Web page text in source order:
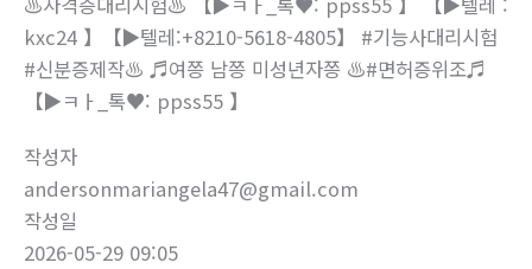
kxc24 】【▶텔레:+8210-5618-4805】 #기능사대리시험
#신분증제작♨️ ♬여쯩 남쯩 미성년자쯩 ♨️#면허증위조♬
【▶ㅋㅏ_톡♥: ppss55 】
작성자
andersonmariangela47@gmail.com
작성일
2026-05-29 09:05